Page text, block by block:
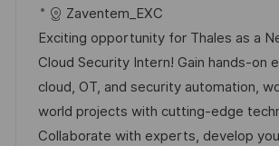
a
t
i
o
n
e
d
D
a
t
d
a
t
e
g
o
r
Zaventem_EXC
Exciting opportunity for Thales as a
Cloud Security Intern! Gain hands-on
cloud, OT, and security automation,
world projects with cutting-edge
Collaborate with experts, develop